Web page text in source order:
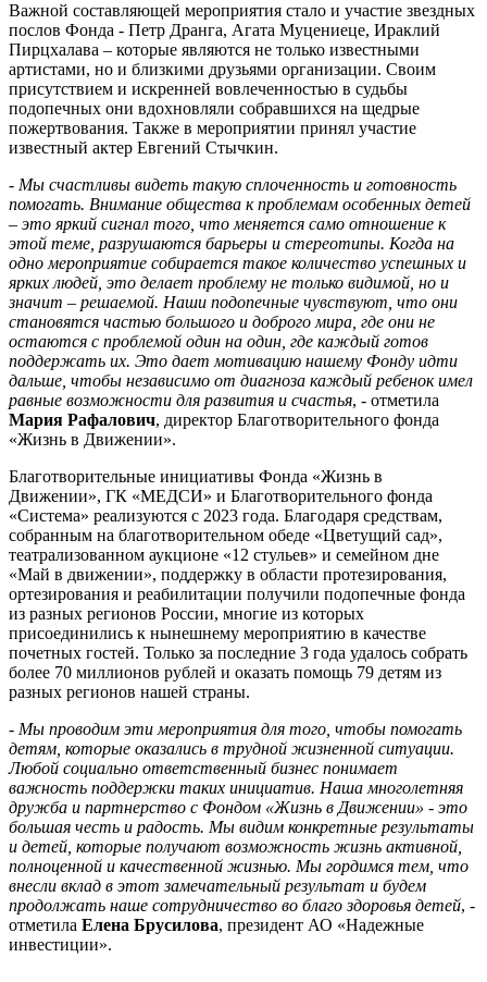
Важной составляющей мероприятия стало и участие звездных
послов Фонда - Петр Дранга, Агата Муцениеце, Ираклий
Пирцхалава – которые являются не только известными
артистами, но и близкими друзьями организации. Своим
присутствием и искренней вовлеченностью в судьбы
подопечных они вдохновляли собравшихся на щедрые
пожертвования. Также в мероприятии принял участие
известный актер Евгений Стычкин.
- Мы счастливы видеть такую сплоченность и готовность
помогать. Внимание общества к проблемам особенных детей
– это яркий сигнал того, что меняется само отношение к
этой теме, разрушаются барьеры и стереотипы. Когда на
одно мероприятие собирается такое количество успешных и
ярких людей, это делает проблему не только видимой, но и
значит – решаемой. Наши подопечные чувствуют, что они
становятся частью большого и доброго мира, где они не
остаются с проблемой один на один, где каждый готов
поддержать их. Это дает мотивацию нашему Фонду идти
дальше, чтобы независимо от диагноза каждый ребенок имел
равные возможности для развития и счастья, - отметила
Мария Рафалович, директор Благотворительного фонда
«Жизнь в Движении».
Благотворительные инициативы Фонда «Жизнь в
Движении», ГК «МЕДСИ» и Благотворительного фонда
«Система» реализуются с 2023 года. Благодаря средствам,
собранным на благотворительном обеде «Цветущий сад»,
театрализованном аукционе «12 стульев» и семейном дне
«Май в движении», поддержку в области протезирования,
ортезирования и реабилитации получили подопечные фонда
из разных регионов России, многие из которых
присоединились к нынешнему мероприятию в качестве
почетных гостей. Только за последние 3 года удалось собрать
более 70 миллионов рублей и оказать помощь 79 детям из
разных регионов нашей страны.
- Мы проводим эти мероприятия для того, чтобы помогать
детям, которые оказались в трудной жизненной ситуации.
Любой социально ответственный бизнес понимает
важность поддержки таких инициатив. Наша многолетняя
дружба и партнерство с Фондом «Жизнь в Движении» - это
большая честь и радость. Мы видим конкретные результаты
и детей, которые получают возможность жизнь активной,
полноценной и качественной жизнью. Мы гордимся тем, что
внесли вклад в этот замечательный результат и будем
продолжать наше сотрудничество во благо здоровья детей, -
отметила Елена Брусилова, президент АО «Надежные
инвестиции».